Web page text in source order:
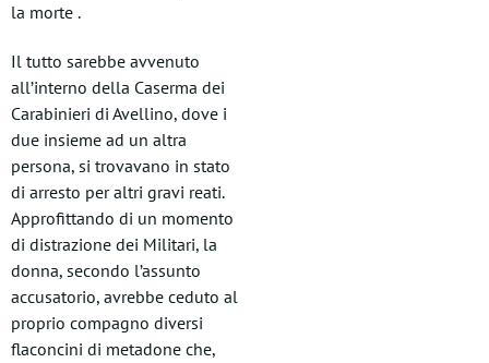
la morte .
Il tutto sarebbe avvenuto
all’interno della Caserma dei
Carabinieri di Avellino, dove i
due insieme ad un altra
persona, si trovavano in stato
di arresto per altri gravi reati.
Approfittando di un momento
di distrazione dei Militari, la
donna, secondo l’assunto
accusatorio, avrebbe ceduto al
proprio compagno diversi
flaconcini di metadone che,